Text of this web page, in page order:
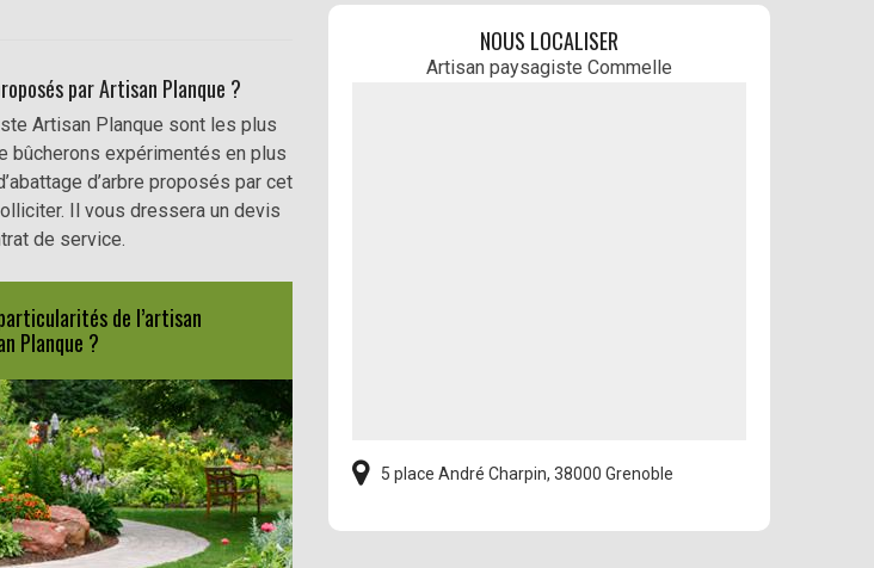
par Artisan Planque ?
Artisan Planque sont les plus
bûcherons expérimentés en plus
d’arbre proposés par cet
Il vous dressera un devis
de service.
de l’artisan
Planque ?
NOUS LOCALISER
Artisan paysagiste Commelle
5 place André Charpin, 38000 Grenoble